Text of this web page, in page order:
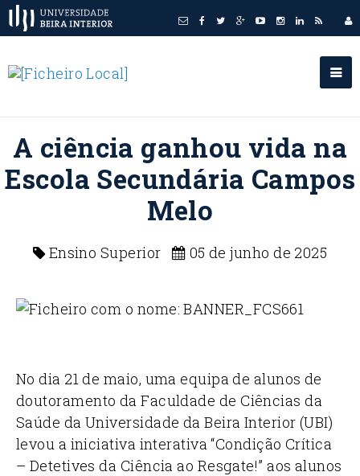
A ciência ganhou vida na
Escola Secundária Campos
Melo
Ensino Superior 05 de junho de 2025
No dia 21 de maio, uma equipa de alunos de
doutoramento da Faculdade de Ciências da
Saúde da Universidade da Beira Interior (UBI)
levou a iniciativa interativa “Condição Crítica
– Detetives da Ciência ao Resgate!” aos alunos